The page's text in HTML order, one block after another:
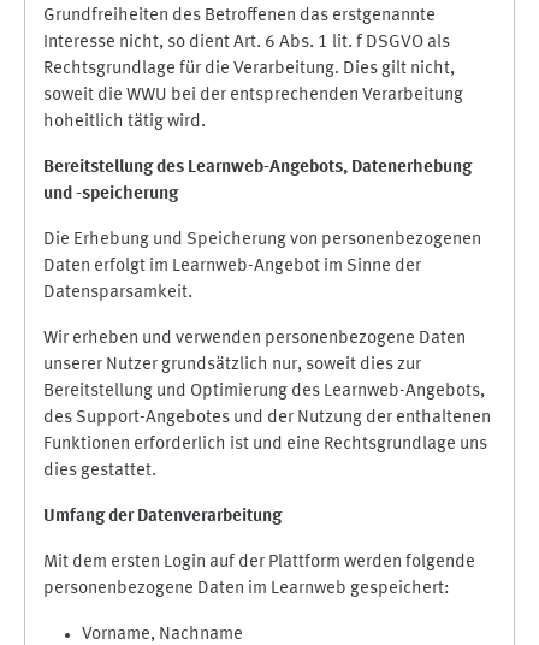
Grundfreiheiten des Betroffenen das erstgenannte
Interesse nicht, so dient Art. 6 Abs. 1 lit. f DSGVO als
Rechtsgrundlage für die Verarbeitung. Dies gilt nicht,
soweit die WWU bei der entsprechenden Verarbeitung
hoheitlich tätig wird.
Bereitstellung des Learnweb-Angebots, Datenerhebung
und -speicherung
Die Erhebung und Speicherung von personenbezogenen
Daten erfolgt im Learnweb-Angebot im Sinne der
Datensparsamkeit.
Wir erheben und verwenden personenbezogene Daten
unserer Nutzer grundsätzlich nur, soweit dies zur
Bereitstellung und Optimierung des Learnweb-Angebots,
des Support-Angebotes und der Nutzung der enthaltenen
Funktionen erforderlich ist und eine Rechtsgrundlage uns
dies gestattet.
Umfang der Datenverarbeitung
Mit dem ersten Login auf der Plattform werden folgende
personenbezogene Daten im Learnweb gespeichert:
Vorname, Nachname